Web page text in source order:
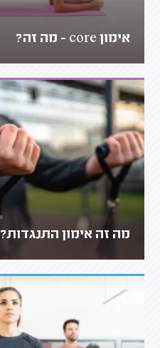
אימון core - מה זה?
מה זה אימון התנגדות?